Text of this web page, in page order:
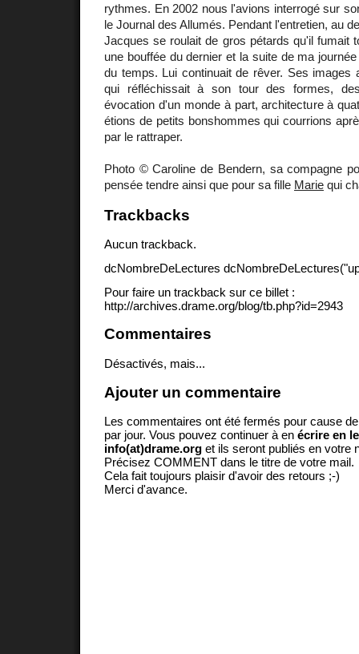
rythmes. En 2002 nous l'avions interrogé sur
le Journal des Allumés. Pendant l'entretien, au
Jacques se roulait de gros pétards qu'il fumait
une bouffée du dernier et la suite de ma
du temps. Lui continuait de rêver. Ses images
qui réfléchissait à son tour des formes,
évocation d'un monde à part, architecture à
étions de petits bonshommes qui courrions
par le rattraper.
Photo © Caroline de Bendern, sa compagne
pensée tendre ainsi que pour sa fille Marie qui
Trackbacks
Aucun trackback.
dcNombreDeLectures
Pour faire un trackback sur ce billet :
http://archives.drame.org/blog/tb.php?id=2943
Commentaires
Désactivés, mais...
Ajouter un commentaire
Les commentaires ont été fermés pour cause
par jour. Vous pouvez continuer à en écrire en
info(at)drame.org et ils seront publiés en votre
Précisez COMMENT dans le titre de votre mail.
Cela fait toujours plaisir d'avoir des retours ;-)
Merci d'avance.